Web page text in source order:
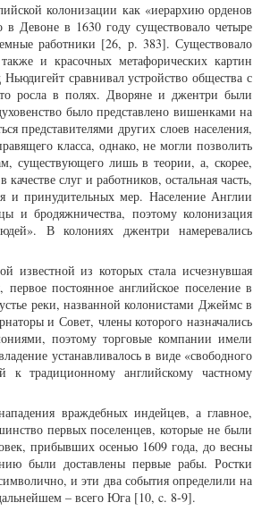
колонизации как «иерархию орденов
Девоне в 1630 году существовало четыре
работники [26, p. 383]. Существовало
и красочных метафорических картин
сравнивал устройство общества с
росла в полях. Дворяне и джентри были
было представлено вишенками на
представителями других слоев населения,
класса, однако, не могли позволить
существующего лишь в теории, а, скорее,
слуг и работников, остальная часть,
и принудительных мер. Население Англии
и бродяжничества, поэтому колонизация
В колониях джентри намеревались
известной из которых стала исчезнувшая
постоянное английское поселение в
реки, названной колонистами Джеймс в
и Совет, члены которого назначались
поэтому торговые компании имели
устанавливалось в виде «свободного
к традиционному английскому частному
враждебных индейцев, а главное,
первых поселенцев, которые не были
прибывших осенью 1609 года, до весны
были доставлены первые рабы. Ростки
и эти два события определили на
– всего Юга [10, c. 8-9].